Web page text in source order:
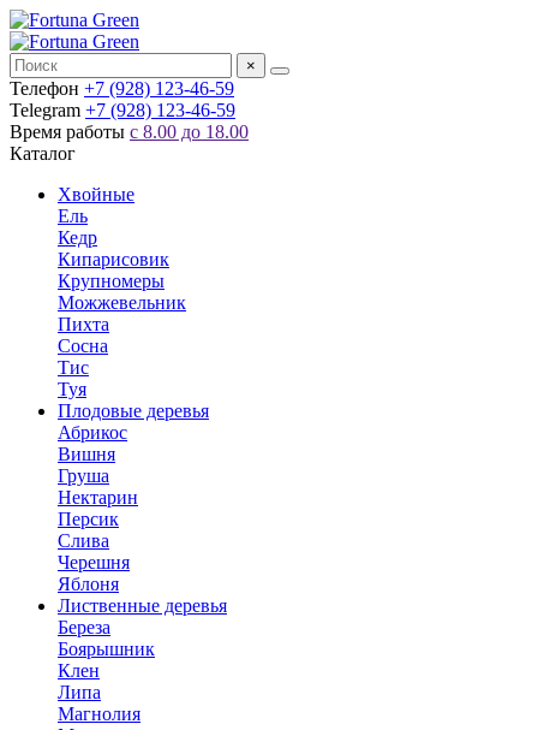
×
Телефон +7 (928) 123-46-59
Telegram +7 (928) 123-46-59
Время работы с 8.00 до 18.00
Каталог
Хвойные
Ель
Кедр
Кипарисовик
Крупномеры
Можжевельник
Пихта
Сосна
Тис
Туя
Плодовые деревья
Абрикос
Вишня
Груша
Нектарин
Персик
Слива
Черешня
Яблоня
Лиственные деревья
Береза
Боярышник
Клен
Липа
Магнолия